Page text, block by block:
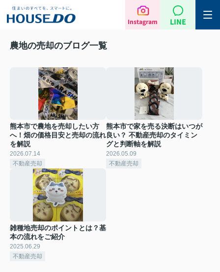
Instagram LINE
農地の売却のブログ一覧
熊本市で農地を売却したい方
へ！畑の価格目安と売却の流れ
を解説
2026.07.14
不動産売却
熊本市で家を売る決断はいつが
良い？ 不動産売却のタイミン
グと判断軸を解説
2026.05.09
不動産売却
雑種地売却のポイントとは？基
本の流れをご紹介
2025.06.29
不動産売却